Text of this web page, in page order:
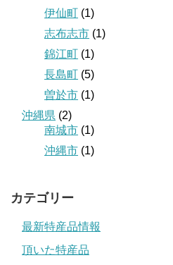
伊仙町
(1)
志布志市 (1)
錦江町
(1)
長島町
(5)
曽於市 (1)
沖縄県 (2)
南城市 (1)
沖縄市 (1)
カテゴリー
最新特産品情報
頂いた特産品